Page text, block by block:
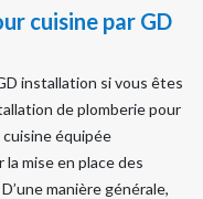
cuisine par GD
installation si vous êtes
de plomberie pour
équipée
mise en place des
manière générale,